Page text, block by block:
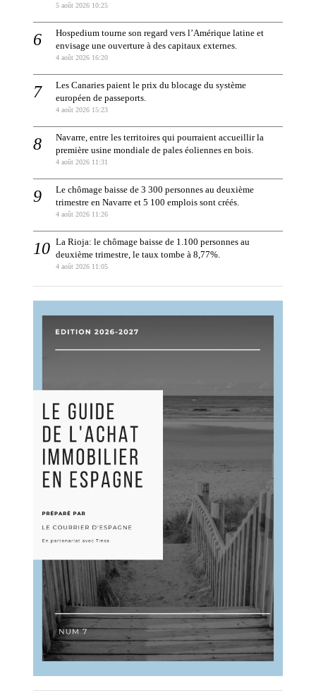
5 août 2026 10:25
Hospedium tourne son regard vers l’Amérique latine et
envisage une ouverture à des capitaux externes.
4 août 2026 16:20
Les Canaries paient le prix du blocage du système
européen de passeports.
4 août 2026 15:23
Navarre, entre les territoires qui pourraient accueillir la
première usine mondiale de pales éoliennes en bois.
4 août 2026 11:31
Le chômage baisse de 3 300 personnes au deuxième
trimestre en Navarre et 5 100 emplois sont créés.
4 août 2026 11:26
La Rioja: le chômage baisse de 1.100 personnes au
deuxième trimestre, le taux tombe à 8,77%.
4 août 2026 11:05